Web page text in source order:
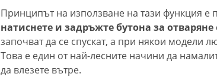
Принципът на използване на тази функция е
натиснете и задръжте бутона за отваряне
започват да се спускат, а при някои модели
Това е един от най-лесните начини да
да влезете вътре.